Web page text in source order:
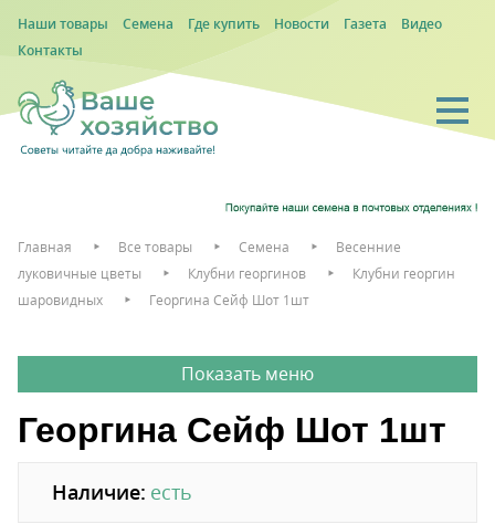
Наши товары Семена Где купить Новости Газета
Видео
Контакты
Главная Все товары Семена
Весенние
луковичные цветы
Клубни георгинов
Клубни георгин
шаровидных
Георгина Сейф Шот 1шт
Георгина Сейф Шот 1шт
Наличие: есть